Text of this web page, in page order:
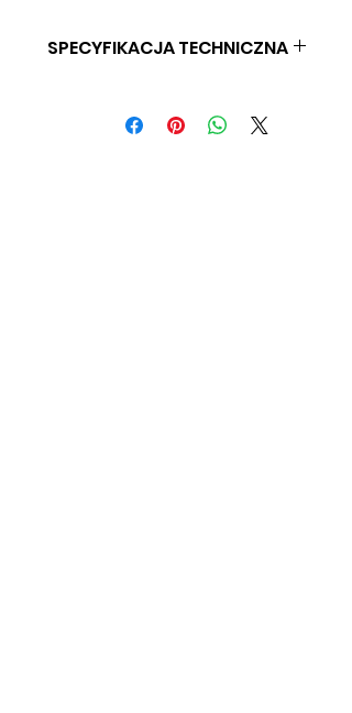
SPECYFIKACJA TECHNICZNA
GRAMATURA: 360 G/M2
SZEROKOŚĆ: 140 CM